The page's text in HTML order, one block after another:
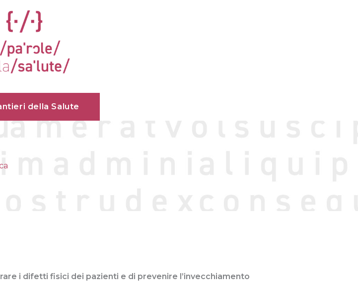
della Salute
i difetti fisici dei pazienti e di prevenire l’invecchiamento